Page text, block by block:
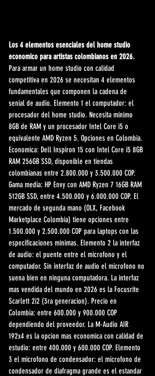
Los 4 elementos esenciales del home studio
economico para artistas colombianos en 2026.
Para armar un home studio con calidad
competitiva en 2026 se necesitan 4 elementos
fundamentales que componen la cadena de
senial de audio. Elemento 1 el computador: el
procesador del home studio. Necesita minimo
8GB de RAM y un procesador Intel Core i5 o
equivalente AMD Ryzen 5. Opciones en Colombia.
Economica: Dell Inspiron 15 con Intel Core i5 8GB
RAM 256GB SSD, disponible en tiendas
colombianas entre 2.800.000 y 3.500.000 COP.
Gama media: HP Envy con AMD Ryzen 7 16GB RAM
512GB SSD, entre 4.500.000 y 6.000.000 COP. El
mercado de segunda mano (OLX, Facebook
Marketplace Colombia) tiene opciones entre
1.500.000 y 2.500.000 COP para laptops con las
especificaciones minimas. Elemento 2 la interfaz
de audio: el puente entre el microfono y el
computador. Sin interfaz de audio el microfono no
suena bien en ninguna computadora. La interfaz
mas vendida del mundo en 2026 es la Focusrite
Scarlett 2i2 (3ra generacion). Precio en
Colombia: entre 600.000 y 900.000 COP
dependiendo del proveedor. La M-Audio AIR
192x4 es la opcion mas economica con calidad de
estudio: entre 400.000 y 600.000 COP. Elemento
3 el microfono de condensador: el microfono de
condensador de diafragma grande es el estandar